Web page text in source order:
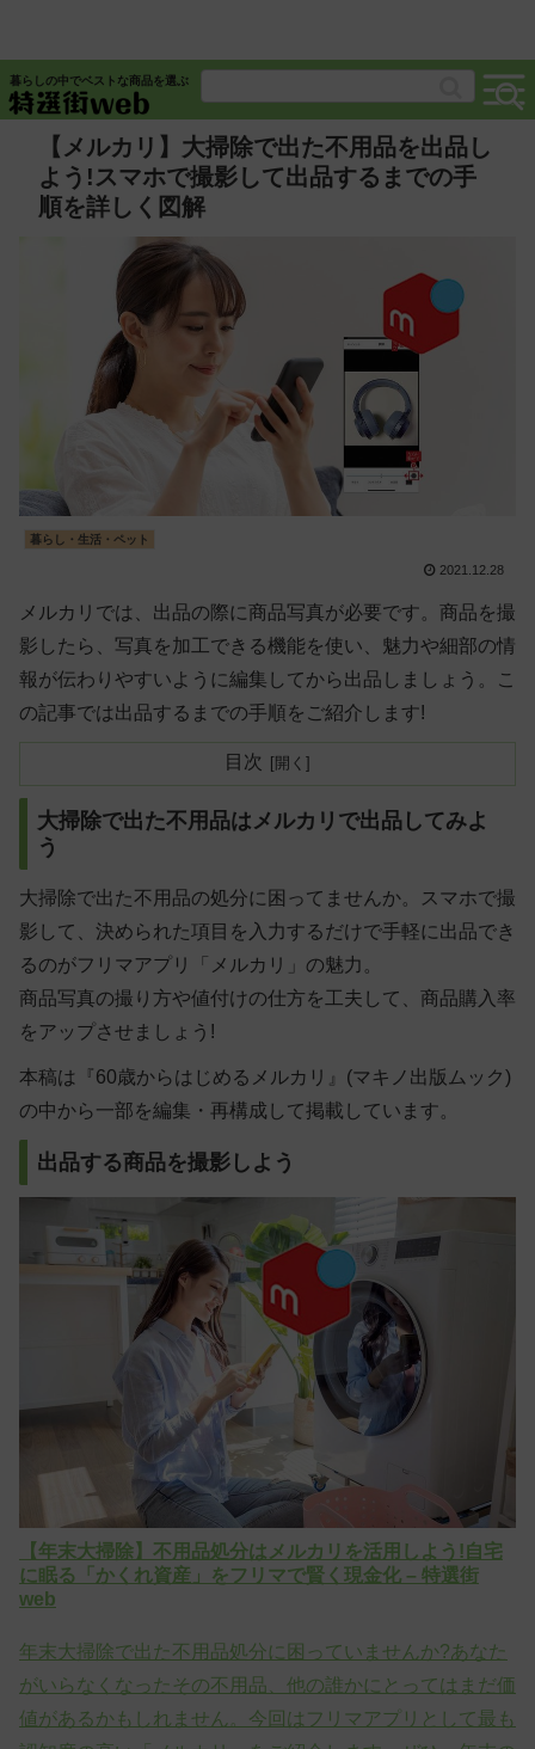
暮らしの中でベストな商品を選ぶ
【メルカリ】大掃除で出た不用品を出品し
よう!スマホで撮影して出品するまでの手
順を詳しく図解
暮らし・生活・ペット
2021.12.28
メルカリでは、出品の際に商品写真が必要です。商品を撮
影したら、写真を加工できる機能を使い、魅力や細部の情
報が伝わりやすいように編集してから出品しましょう。こ
の記事では出品するまでの手順をご紹介します!
目次
大掃除で出た不用品はメルカリで出品してみよ
う
大掃除で出た不用品の処分に困ってませんか。スマホで撮
影して、決められた項目を入力するだけで手軽に出品でき
るのがフリマアプリ「メルカリ」の魅力。
商品写真の撮り方や値付けの仕方を工夫して、商品購入率
をアップさせましょう!
本稿は『60歳からはじめるメルカリ』(マキノ出版ムック)
の中から一部を編集・再構成して掲載しています。
出品する商品を撮影しよう
【年末大掃除】不用品処分はメルカリを活用しよう!自宅
に眠る「かくれ資産」をフリマで賢く現金化 – 特選街
web
年末大掃除で出た不用品処分に困っていませんか?あなた
がいらなくなったその不用品、他の誰かにとってはまだ価
値があるかもしれません。今回はフリマアプリとして最も